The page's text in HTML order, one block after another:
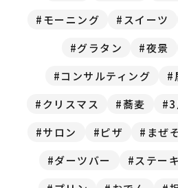
モーニング
スイーツ
グラタン
夜景
コンサルティング
クリスマス
蕎麦 3
サロン
ピザ まぜ
ダーツバー
ステーキ